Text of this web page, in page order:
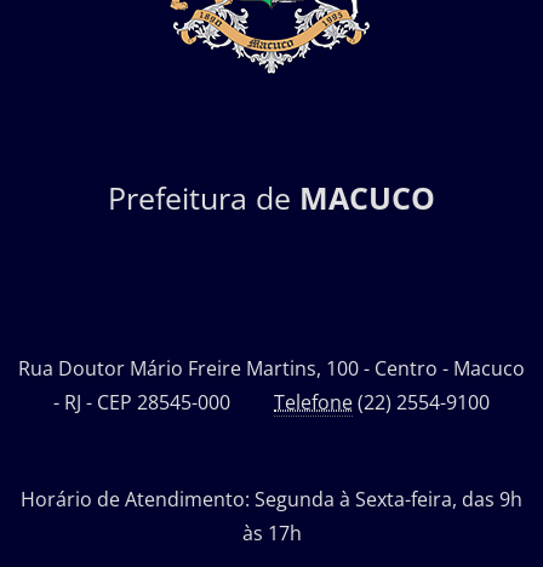
Prefeitura de MACUCO
Rua Doutor Mário Freire Martins, 100 - Centro - Macuco
- RJ - CEP 28545-000 Telefone(22) 2554-9100
Horário de Atendimento: Segunda à Sexta-feira, das 9h
às 17h